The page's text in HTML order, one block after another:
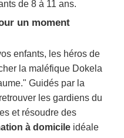
de 8 à 11 ans.
un moment
enfants, les héros de
la maléfique Dokela
Guidés par la
les gardiens du
et résoudre des
à domicile idéale